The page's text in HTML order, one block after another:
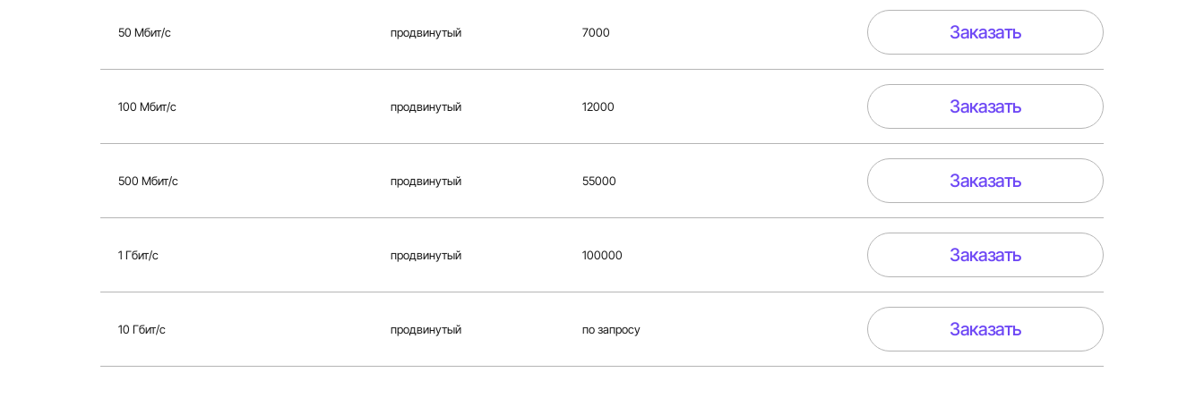
50 Мбит/с продвинутый 7000 Заказать
100 Мбит/с продвинутый 12000 Заказать
500 Мбит/с продвинутый 55000 Заказать
1 Гбит/с продвинутый 100000 Заказать
10 Гбит/с продвинутый по запросу Заказать